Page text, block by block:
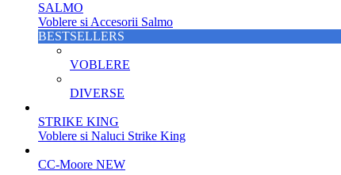
SALMO
Voblere si Accesorii Salmo
BESTSELLERS
VOBLERE
DIVERSE
STRIKE KING
Voblere si Naluci Strike King
CC-Moore NEW